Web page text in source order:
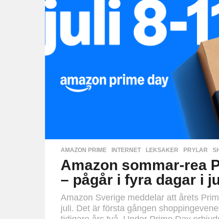
AMAZON PRIME INTERNET ,LEKSAKER ,PRYLAR ,
Amazon sommar-rea
– pågår i fyra dagar i
Amazon Sverige meddelar att årets
juli. Det är första gången